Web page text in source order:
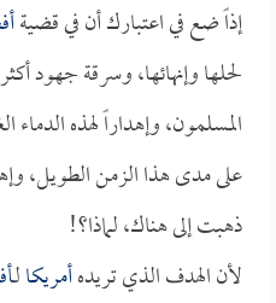
إذاً ضع في اعتبارك أن في قضية
لحلها وإنهائها، وسرقة جهود
المسلمون، وإهداراً لهذه
على مدى هذا الزمن الطويل،
ذهبت إلى هناك، لماذا؟!
لأن الهدف الذي تريدهأمريكالـ